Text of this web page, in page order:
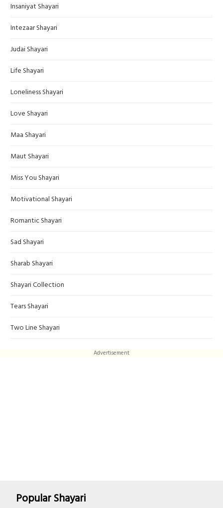
Insaniyat Shayari
Intezaar Shayari
Judai Shayari
Life Shayari
Loneliness Shayari
Love Shayari
Maa Shayari
Maut Shayari
Miss You Shayari
Motivational Shayari
Romantic Shayari
Sad Shayari
Sharab Shayari
Shayari Collection
Tears Shayari
Two Line Shayari
Advertisement
Popular Shayari